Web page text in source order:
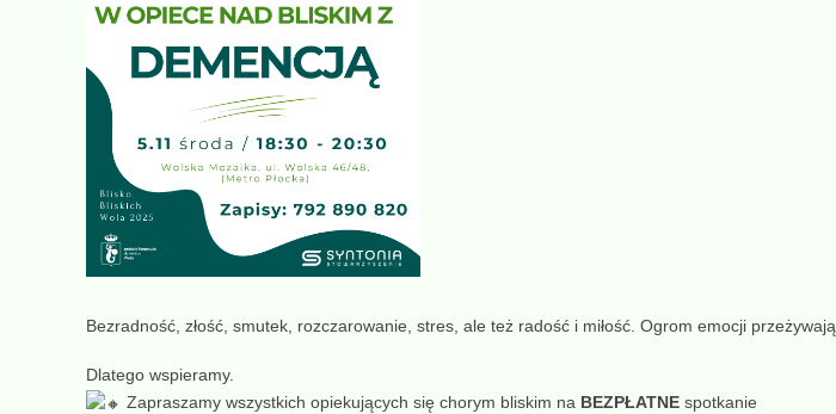
Bezradność, złość, smutek, rozczarowanie, stres, ale też radość i miłość. Ogrom emocji przeżywają
Dlatego wspieramy.
Zapraszamy wszystkich opiekujących się chorym bliskim na BEZPŁATNE spotkanie